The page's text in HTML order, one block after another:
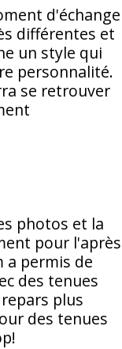
d'échange
différentes et
un style qui
personnalité.
se retrouver
photos et la
pour l'après
a permis de
des tenues
plus
des tenues